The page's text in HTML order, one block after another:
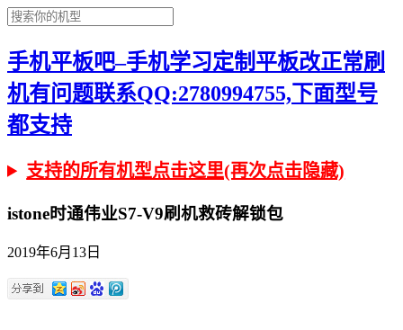
手机平板吧–手机学习定制平板改正常刷
机有问题联系QQ:2780994755,下面型号
都支持
支持的所有机型点击这里(再次点击隐藏)
istone时通伟业S7-V9刷机救砖解锁包
2019年6月13日